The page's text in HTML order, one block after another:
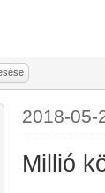
2018-05-
Millió